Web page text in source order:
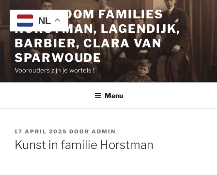
de
inhoud
STAMBOOM FAMILIES
HORSTMAN, LAGENDIJK,
BARBIER, CLARA VAN
SPARWOUDE
Voorouders zijn je wortels !
Menu
GEPLAATST
OP
17 APRIL 2025 DOOR ADMIN
Kunst in familie Horstman
NL